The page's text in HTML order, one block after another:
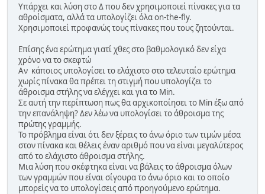
Υπάρχει και λύση στο Δ που δεν χρησιμοποιεί πίνακες για τα
αθροίσματα, αλλά τα υπολογίζει όλα on-the-fly.
Χρησιμοποιεί προφανώς τους πίνακες που τους ζητούνται.
Επίσης ένα ερώτημα γιατί χθες στο βαθμολογικό δεν είχα
χρόνο να το σκεφτώ
Αν κάποιος υπολογίσει το ελάχιστο στο τελευταίο ερώτημα
χωρίς πίνακα θα πρέπει τη στιγμή που υπολογίζει το
άθροισμα στήλης να ελέγχει και για το Min.
Σε αυτή την περίπτωση πως θα αρχικοποίησει το Min έξω από
την επανάληψη? Δεν λέω να υπολογίσει το άθροισμα της
πρώτης γραμμής.
Το πρόβλημα είναι ότι δεν ξέρεις το άνω όριο των τιμών μέσα
στον πίνακα και θέλεις έναν αριθμό που να είναι μεγαλύτερος
από το ελάχιστο άθροισμα στήλης.
Μια λύση που σκέφτηκα είναι να βάλεις το άθροισμα όλων
των γραμμών που είναι σίγουρα το άνω όριο και το οποίο
μπορείς να το υπολογίσεις από προηγούμενο ερώτημα.